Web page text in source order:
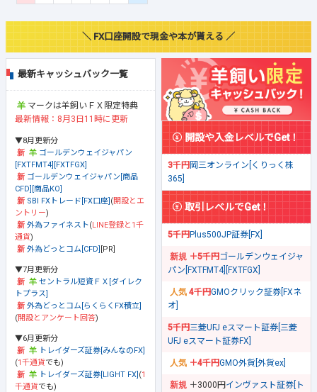
＼ FX口座開設で現金や本が貰える ／
最新キャッシュバック一覧
マークは羊飼いＦＸ限定特典
最新情報：8月3日11時に更新
▼8月更新分
ゴールデンウェイジャパン
[FXTFMT4][FXTFGX]
ゴールデンウェイジャパン[商品
CFD][商品KO]
SBI FXトレード[FX口座] (開設とエ
ントリー)
外為ファイネスト(LINE登録と1千
通貨)
外為どっとコム[CFD] [PR]
▼7月更新分
セントラル短資ＦＸ[ダイレク
トプラス]
外為どっとコム[らくらくFX積立]
(開設とアンケート回答)
▼6月更新分
トレイダーズ証券[みんなのFX]
(1千通貨でも)
トレイダーズ証券[LIGHT FX] (1
千通貨でも)
開設や入金レベルでGet！
3千円岡三オンライン[くりっく株
365]
取引レベルでGet！
5千円Plus500JP証券[FX]
＋5千円ゴールデンウェイジャ
パン[FXTFMT4][FXTFGX]
4千円GMOクリック証券[FXネ
オ]
5千円三菱UFJ eスマート証券[三菱
UFJ eスマート証券FX]
＋4千円GMO外貨[外貨ex]
＋3000円インヴァスト証券[ト